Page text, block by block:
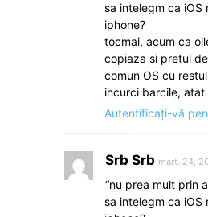
sa intelegm ca
iphone?
tocmai, acum ca
copiaza si pretul
comun OS cu
incurci barcile,
Autentificați-vă
Srb Srb mart. 24,
“nu prea mult prin
sa intelegm ca